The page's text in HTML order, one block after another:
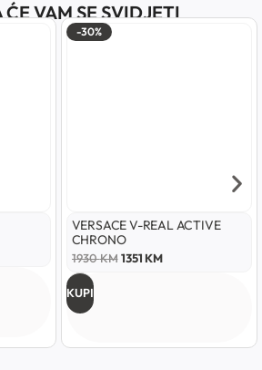
VAM SE SVIDJETI
-30%
VERSACE V-REAL ACTIVE
CHRONO
1930KM 1351KM
KUPI